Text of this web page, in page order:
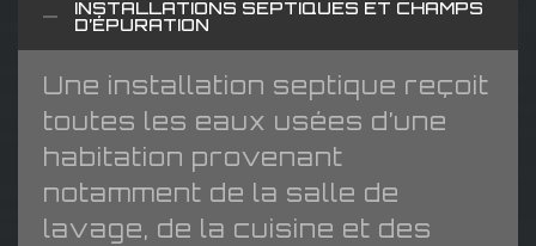
INSTALLATIONS SEPTIQUES ET CHAMPS
D’ÉPURATION
Une installation septique reçoit
toutes les eaux usées d’une
habitation provenant
notamment de la salle de
lavage, de la cuisine et des